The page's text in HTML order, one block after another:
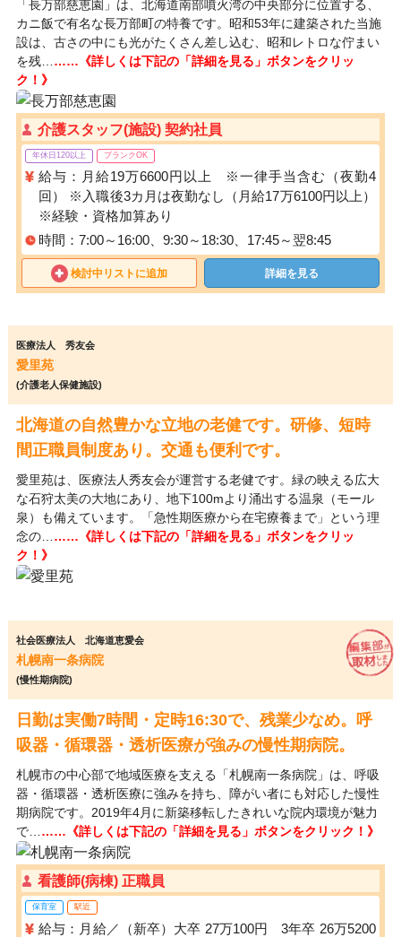
「長万部慈恵園」は、北海道南部噴火湾の中央部分に位置する、
カニ飯で有名な長万部町の特養です。昭和53年に建築された当施
設は、古さの中にも光がたくさん差し込む、昭和レトロな佇まい
を残… ……《詳しくは下記の「詳細を見る」ボタンをクリッ
ク！》
介護スタッフ(施設) 契約社員
年休日120以上 ブランクOK
給与：月給19万6600円以上 ※一律手当含む（夜勤4
回） ※入職後3カ月は夜勤なし（月給17万6100円以上）
※経験・資格加算あり
時間：7:00～16:00、9:30～18:30、17:45～翌8:45
検討中リストに追加 詳細を見る
医療法人 秀友会
愛里苑
(介護老人保健施設)
北海道の自然豊かな立地の老健です。研修、短時
間正職員制度あり。交通も便利です。
愛里苑は、医療法人秀友会が運営する老健です。緑の映える広大
な石狩太美の大地にあり、地下100mより涌出する温泉（モール
泉）も備えています。「急性期医療から在宅療養まで」という理
念の… ……《詳しくは下記の「詳細を見る」ボタンをクリッ
ク！》
社会医療法人 北海道恵愛会
札幌南一条病院
(慢性期病院)
日勤は実働7時間・定時16:30で、残業少なめ。呼
吸器・循環器・透析医療が強みの慢性期病院。
札幌市の中心部で地域医療を支える「札幌南一条病院」は、呼吸
器・循環器・透析医療に強みを持ち、障がい者にも対応した慢性
期病院です。2019年4月に新築移転したきれいな院内環境が魅力
で… ……《詳しくは下記の「詳細を見る」ボタンをクリック！》
看護師(病棟) 正職員
保育室 駅近
給与：月給／（新卒）大卒 27万100円 3年卒 26万5200